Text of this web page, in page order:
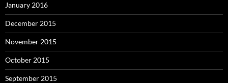
January 2016
December 2015
November 2015
October 2015
September 2015